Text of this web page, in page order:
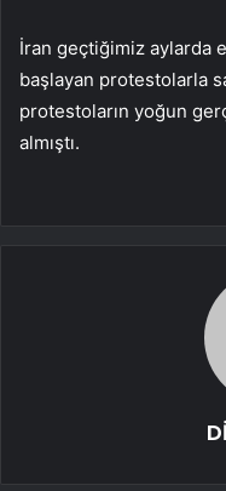
İran geçtiğimiz aylarda
başlayan protestolarla
protestoların yoğun
almıştı.